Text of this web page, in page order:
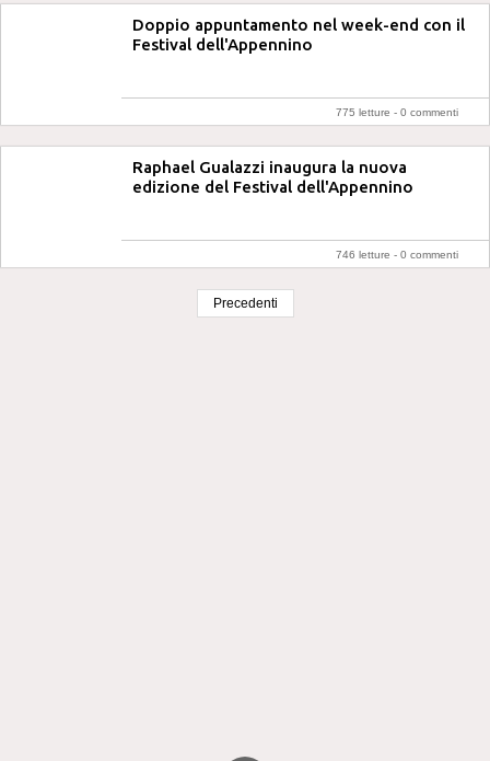
Doppio appuntamento nel week-end con il
Festival dell'Appennino
775 letture - 0 commenti
Raphael Gualazzi inaugura la nuova
edizione del Festival dell'Appennino
746 letture - 0 commenti
Precedenti